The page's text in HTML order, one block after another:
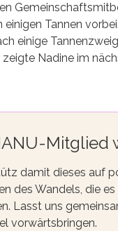
einigen Tannen
einige
Nadine im
Mitglied
damit dieses auf
des Wandels, die
Lasst uns
vorwärtsbringen.